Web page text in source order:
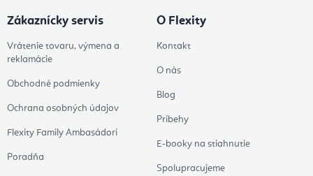
Zákaznícky servis
Vrátenie tovaru, výmena a
reklamácie
Obchodné podmienky
Ochrana osobných údajov
Flexity Family Ambasádori
Poradňa
O Flexity
Kontakt
O nás
Blog
Príbehy
E-booky na stiahnutie
Spolupracujeme